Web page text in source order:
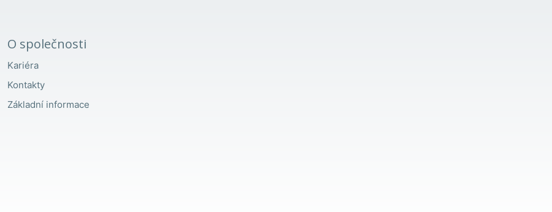
O společnosti
Kariéra
Kontakty
Základní informace